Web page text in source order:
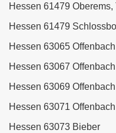
Hessen 61479 Oberems,
Hessen 61479
Hessen 63065
Hessen 63067
Hessen 63069
Hessen 63071
Hessen 63073 Bieber